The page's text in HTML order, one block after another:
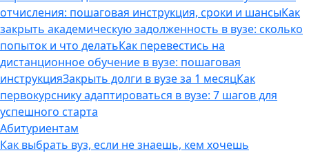
отчисления: пошаговая инструкция, сроки и шансыКак
закрыть академическую задолженность в вузе: сколько
попыток и что делатьКак перевестись на
дистанционное обучение в вузе: пошаговая
инструкцияЗакрыть долги в вузе за 1 месяцКак
первокурснику адаптироваться в вузе: 7 шагов для
успешного старта
Абитуриентам
Как выбрать вуз, если не знаешь, кем хочешь